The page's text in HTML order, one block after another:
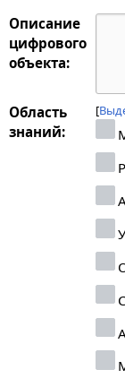
Описание
цифрового
объекта:
Область
знаний: